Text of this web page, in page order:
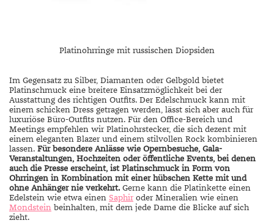
Platinohrringe mit russischen Diopsiden
Im Gegensatz zu Silber, Diamanten oder Gelbgold bietet
Platinschmuck eine breitere Einsatzmöglichkeit bei der
Ausstattung des richtigen Outfits. Der Edelschmuck kann mit
einem schicken Dress getragen werden, lässt sich aber auch für
luxuriöse Büro-Outfits nutzen. Für den Office-Bereich und
Meetings empfehlen wir Platinohrstecker, die sich dezent mit
einem eleganten Blazer und einem stilvollen Rock kombinieren
lassen. Für besondere Anlässe wie Opernbesuche, Gala-
Veranstaltungen, Hochzeiten oder öffentliche Events, bei denen
auch die Presse erscheint, ist Platinschmuck in Form von
Ohrringen in Kombination mit einer hübschen Kette mit und
ohne Anhänger nie verkehrt. Gerne kann die Platinkette einen
Edelstein wie etwa einen Saphir oder Mineralien wie einen
Mondstein beinhalten, mit dem jede Dame die Blicke auf sich
zieht.